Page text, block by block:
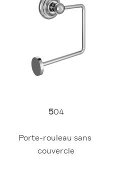
504
Porte-rouleau sans
couvercle